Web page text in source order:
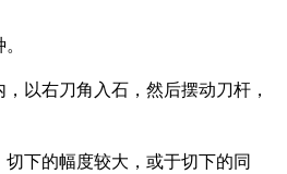
以右刀角入石，然后摆动刀杆，
下的幅度较大，或于切下的同